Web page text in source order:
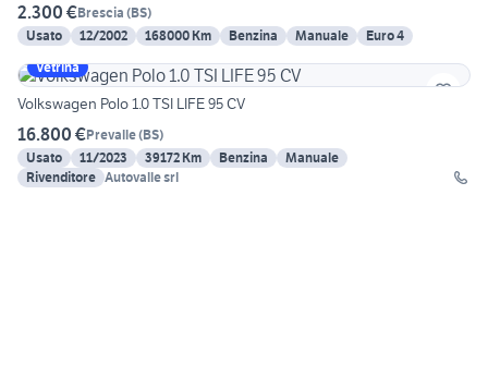
2.300 €Brescia (BS)
Usato
12/2002 168000 Km Benzina Manuale
Euro 4
Vetrina
Volkswagen Polo 1.0 TSI LIFE 95 CV
16.800 €Prevalle(BS)
Usato
11/2023 39172 Km Benzina
Manuale
Rivenditore Autovalle srl